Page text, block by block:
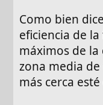
Como bien
eficiencia de
máximos de la
zona media
más cerca